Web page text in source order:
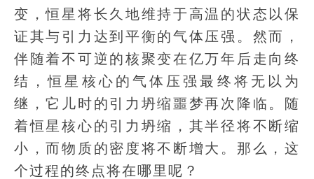
变，恒星将长久地维持于高温的状态以保
证其与引力达到平衡的气体压强。然而，
伴随着不可逆的核聚变在亿万年后走向终
结，恒星核心的气体压强最终将无以为
继，它儿时的引力坍缩噩梦再次降临。随
着恒星核心的引力坍缩，其半径将不断缩
小，而物质的密度将不断增大。那么，这
个过程的终点将在哪里呢？